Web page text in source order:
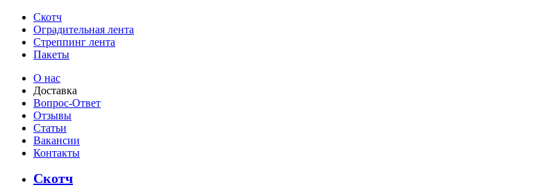
Скотч
Оградительная лента
Стреппинг лента
Пакеты
О нас
Доставка
Вопрос-Ответ
Отзывы
Статьи
Вакансии
Контакты
Скотч